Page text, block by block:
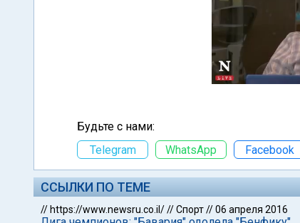
Будьте с нами:
Telegram
WhatsApp Facebook
ССЫЛКИ ПО ТЕМЕ
// https://www.newsru.co.il///Спорт//06 апреля 2016